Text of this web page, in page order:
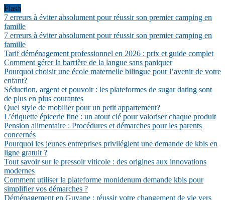
Flash
7 erreurs à éviter absolument pour réussir son premier camping en
famille
7 erreurs à éviter absolument pour réussir son premier camping en
famille
Tarif déménagement professionnel en 2026 : prix et guide complet
Comment gérer la barrière de la langue sans paniquer
Pourquoi choisir une école maternelle bilingue pour l’avenir de votre
enfant?
Séduction, argent et pouvoir : les plateformes de sugar dating sont
de plus en plus courantes
Quel style de mobilier pour un petit appartement?
L’étiquette épicerie fine : un atout clé pour valoriser chaque produit
Pension alimentaire : Procédures et démarches pour les parents
concernés
Pourquoi les jeunes entreprises privilégient une demande de kbis en
ligne gratuit ?
Tout savoir sur le pressoir viticole : des origines aux innovations
modernes
Comment utiliser la plateforme monidenum demande kbis pour
simplifier vos démarches ?
Déménagement en Guyane : réussir votre changement de vie vers